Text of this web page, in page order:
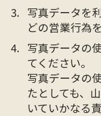
写真データを
どの営業行為
写真データの
てください。
写真データの
たとしても、
いていかなる